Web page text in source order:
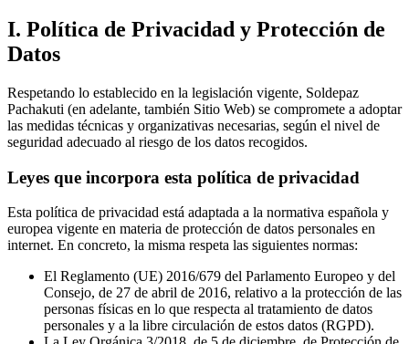
I. Política de Privacidad y Protección de
Datos
Respetando lo establecido en la legislación vigente, Soldepaz
Pachakuti (en adelante, también Sitio Web) se compromete a adoptar
las medidas técnicas y organizativas necesarias, según el nivel de
seguridad adecuado al riesgo de los datos recogidos.
Leyes que incorpora esta política de privacidad
Esta política de privacidad está adaptada a la normativa española y
europea vigente en materia de protección de datos personales en
internet. En concreto, la misma respeta las siguientes normas:
El Reglamento (UE) 2016/679 del Parlamento Europeo y del
Consejo, de 27 de abril de 2016, relativo a la protección de las
personas físicas en lo que respecta al tratamiento de datos
personales y a la libre circulación de estos datos (RGPD).